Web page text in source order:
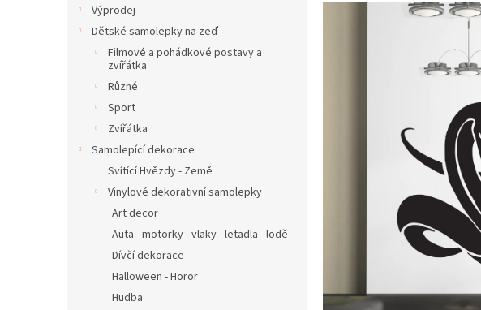
Výprodej
Dětské samolepky na zeď
Filmové a pohádkové postavy a
zvířátka
Různé
Sport
Zvířátka
Samolepící dekorace
Svítící Hvězdy - Země
Vinylové dekorativní samolepky
Art decor
Auta - motorky - vlaky - letadla - lodě
Dívčí dekorace
Halloween - Horor
Hudba